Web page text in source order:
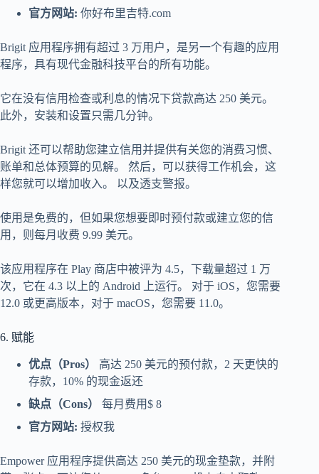
官方网站: 你好布里吉特.com
Brigit 应用程序拥有超过 3 万用户，是另一个有趣的应用
程序，具有现代金融科技平台的所有功能。
它在没有信用检查或利息的情况下贷款高达 250 美元。
此外，安装和设置只需几分钟。
Brigit 还可以帮助您建立信用并提供有关您的消费习惯、
账单和总体预算的见解。 然后，可以获得工作机会，这
样您就可以增加收入。 以及透支警报。
使用是免费的，但如果您想要即时预付款或建立您的信
用，则每月收费 9.99 美元。
该应用程序在 Play 商店中被评为 4.5，下载量超过 1 万
次，它在 4.3 以上的 Android 上运行。 对于 iOS，您需要
12.0 或更高版本，对于 macOS，您需要 11.0。
6. 赋能
优点（Pros）
高达 250 美元的预付款，2 天更快的
存款，10% 的现金返还
缺点（Cons）
每月费用$ 8
官方网站: 授权我
Empower 应用程序提供高达 250 美元的现金垫款，并附